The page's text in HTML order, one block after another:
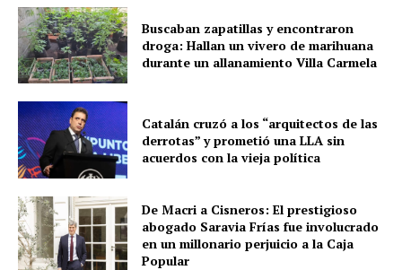
Buscaban zapatillas y encontraron
droga: Hallan un vivero de marihuana
durante un allanamiento Villa Carmela
Catalán cruzó a los “arquitectos de las
derrotas” y prometió una LLA sin
acuerdos con la vieja política
De Macri a Cisneros: El prestigioso
abogado Saravia Frías fue involucrado
en un millonario perjuicio a la Caja
Popular